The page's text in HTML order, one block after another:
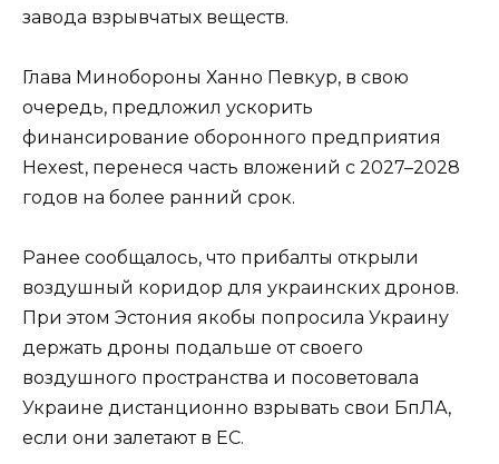
завода взрывчатых веществ.
Глава Минобороны Ханно Певкур, в свою
очередь, предложил ускорить
финансирование оборонного предприятия
Hexest, перенеся часть вложений с 2027–2028
годов на более ранний срок.
Ранее сообщалось, что прибалты открыли
воздушный коридор для украинских дронов.
При этом Эстония якобы попросила Украину
держать дроны подальше от своего
воздушного пространства и посоветовала
Украине дистанционно взрывать свои БпЛА,
если они залетают в ЕС.